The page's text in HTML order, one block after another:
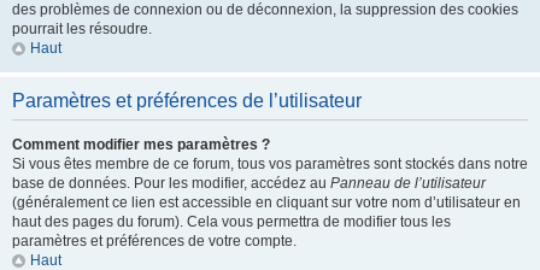
des problèmes de connexion ou de déconnexion, la suppression des cookies
pourrait les résoudre.
Haut
Paramètres et préférences de l’utilisateur
Comment modifier mes paramètres ?
Si vous êtes membre de ce forum, tous vos paramètres sont stockés dans notre
base de données. Pour les modifier, accédez au Panneau de l’utilisateur
(généralement ce lien est accessible en cliquant sur votre nom d’utilisateur en
haut des pages du forum). Cela vous permettra de modifier tous les
paramètres et préférences de votre compte.
Haut